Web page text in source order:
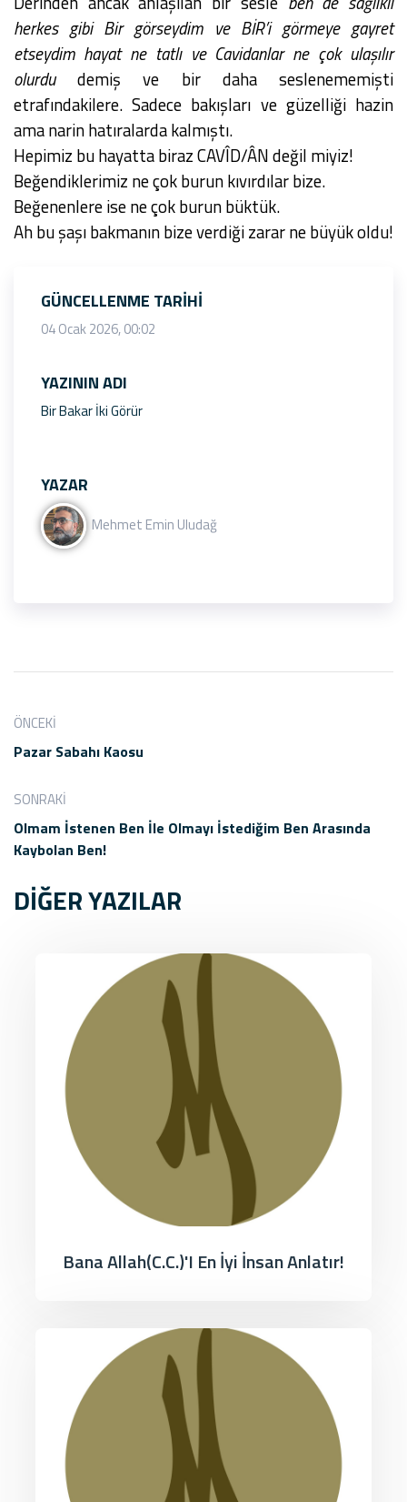
herkes gibi Bir görseydim ve BİR’i görmeye gayret
etseydim hayat ne tatlı ve Cavidanlar ne çok ulaşılır
olurdudemiş ve bir daha seslenememişti
etrafındakilere. Sadece bakışları ve güzelliği hazin
ama narin hatıralarda kalmıştı.
Hepimiz bu hayatta biraz CAVÎD/ÂN değil miyiz!
Beğendiklerimiz ne çok burun kıvırdılar bize.
Beğenenlere ise ne çok burun büktük.
Ah bu şaşı bakmanın bize verdiği zarar ne büyük oldu!
GÜNCELLENME TARIHI
04 Ocak 2026, 00:02
YAZININ ADI
Bir Bakar İki Görür
YAZAR
Mehmet Emin Uludağ
ÖNCEKI
Pazar Sabahı Kaosu
SONRAKI
Olmam İstenen Ben İle Olmayı İstediğim Ben Arasında
Kaybolan Ben!
DİĞER YAZILAR
Bana Allah(c.c.)'ı En İyi İnsan Anlatır!